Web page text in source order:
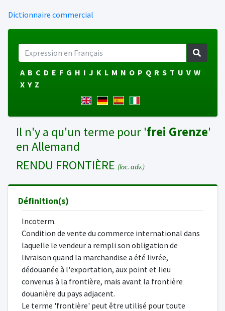
Dictionnaire commercial
A B C D E F G H I J K L M N O P Q R S T U V W
X Y Z
Il n'y a qu'un terme pour 'frei Grenze'
en Allemand
RENDU FRONTIÈRE (loc. adv.)
Définition(s)
Incoterm.
Condition de vente du commerce international dans
laquelle le vendeur a rempli son obligation de
livraison quand la marchandise a été livrée,
dédouanée à l'exportation, aux point et lieu
convenus à la frontière, mais avant la frontière
douanière du pays adjacent.
Le terme 'frontière' peut être utilisé pour toute